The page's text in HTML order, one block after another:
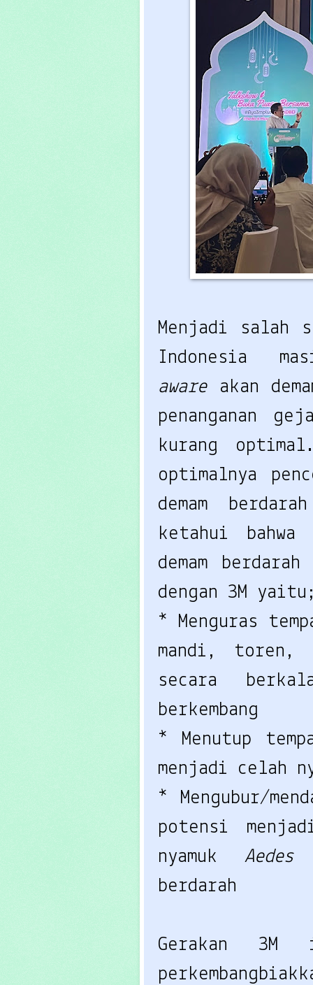
Menjadi salah
aware akan
penanganan
kurang
optimalnya
demam
ketahui bahwa
demam
dengan 3M
* Menguras
mandi, toren,
secara
berkembang
* Menutup
menjadi celah
* Mengubur/
potensi
nyamuk
berdarah
Gerakan